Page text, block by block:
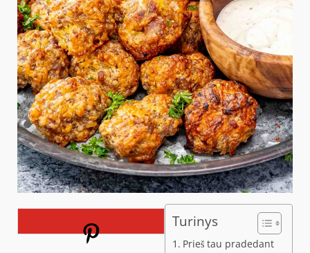
Turinys
Prieš tau pradedant